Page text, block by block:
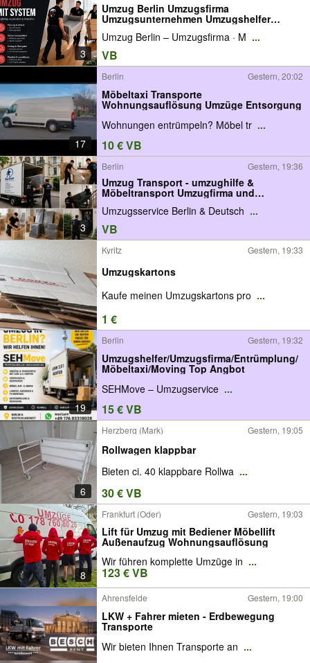
3
Umzug Berlin Umzugsfirma
Umzugsunternehmen Umzugshelfer
Möbeltransport Möbelpacker Privatumzug
Firmenumzug Büroumzug Seniorenumzug
Studentenumzug Wohnungswechsel
Möbelmontage Transport Umzugsservice
Umzug Berlin – Umzugsfirma · M ...
VB
17
Berlin Gestern, 20:02
Möbeltaxi Transporte
Wohnungsauflösung Umzüge Entsorgung
Wohnungen entrümpeln? Möbel tr ...
10 € VB
3
Berlin Gestern, 19:36
Umzug Transport - umzughilfe &
Möbeltransport Umzugfirma und
Möbeltaxi , Stressfreier Umzug in Berlin
Deutschlandweit..
Umzugsservice Berlin & Deutsch ...
VB
Kyritz Gestern, 19:33
Umzugskartons
Kaufe meinen Umzugskartons pro ...
1 €
19
Berlin Gestern, 19:32
Umzugshelfer/Umzugsfirma/Entrümplung/
Möbeltaxi/Moving Top Angbot
SEHMove – Umzugservice ...
15 € VB
6
Herzberg (Mark) Gestern, 19:05
Rollwagen klappbar
Bieten ci. 40 klappbare Rollwa ...
30 € VB
8
Frankfurt (Oder) Gestern, 19:03
Lift für Umzug mit Bediener Möbellift
Außenaufzug Wohnungsauflösung
Wir führen komplette Umzüge in ...
123 € VB
Ahrensfelde Gestern, 19:00
LKW + Fahrer mieten - Erdbewegung
Transporte
Wir bieten Ihnen Transporte an ...